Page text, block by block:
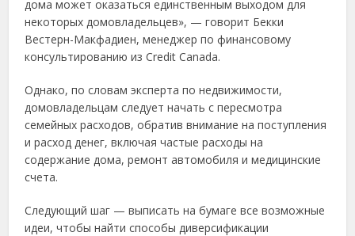
дома может оказаться единственным выходом для
некоторых домовладельцев», — говорит Бекки
Вестерн-Макфадиен, менеджер по финансовому
консультированию из Credit Canada.
Однако, по словам эксперта по недвижимости,
домовладельцам следует начать с пересмотра
семейных расходов, обратив внимание на поступления
и расход денег, включая частые расходы на
содержание дома, ремонт автомобиля и медицинские
счета.
Следующий шаг — выписать на бумаге все возможные
идеи, чтобы найти способы диверсификации